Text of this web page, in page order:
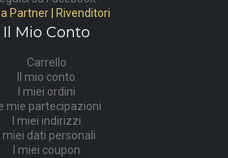
Partner | Rivenditori
Il Mio Conto
Carrello
Il mio conto
I miei ordini
mie partecipazioni
I miei indirizzi
I miei dati personali
I miei coupon